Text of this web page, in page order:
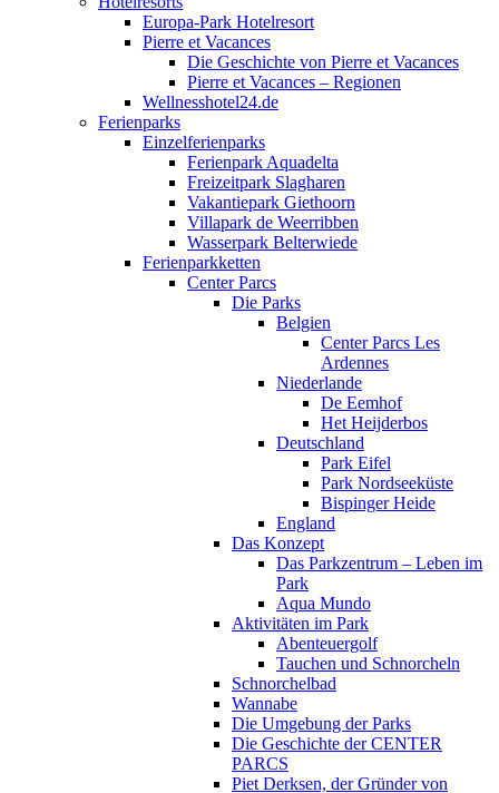
Europa-Park Hotelresort
Pierre et Vacances
Die Geschichte von Pierre et Vacances
Pierre et Vacances – Regionen
Wellnesshotel24.de
Ferienparks
Einzelferienparks
Ferienpark Aquadelta
Freizeitpark Slagharen
Vakantiepark Giethoorn
Villapark de Weerribben
Wasserpark Belterwiede
Ferienparkketten
Center Parcs
Die Parks
Belgien
Center Parcs Les
Ardennes
Niederlande
De Eemhof
Het Heijderbos
Deutschland
Park Eifel
Park Nordseeküste
Bispinger Heide
England
Das Konzept
Das Parkzentrum – Leben im
Park
Aqua Mundo
Aktivitäten im Park
Abenteuergolf
Tauchen und Schnorcheln
Schnorchelbad
Wannabe
Die Umgebung der Parks
Die Geschichte der CENTER
PARCS
Piet Derksen, der Gründer von